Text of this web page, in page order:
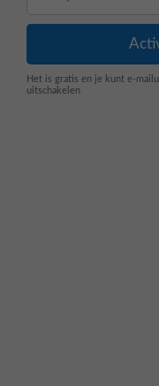
Het is gratis en je kunt e-
uitschakelen